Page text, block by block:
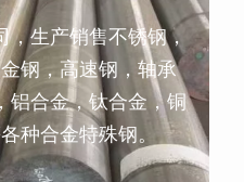
生产销售不锈钢，
钢，高速钢，轴承
铝合金，钛合金，铜
种合金特殊钢。